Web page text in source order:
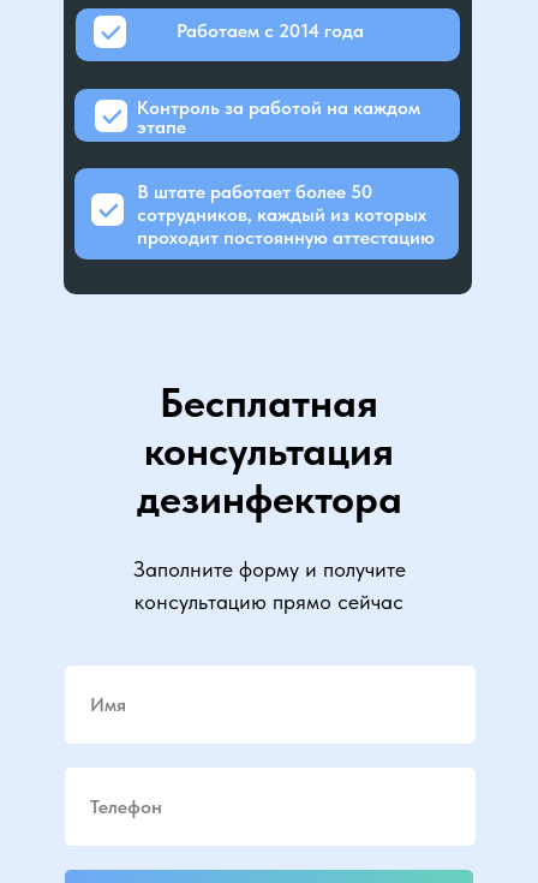
Работаем с 2014 года
Контроль за работой на каждом
этапе
В штате работает более 50
сотрудников, каждый из которых
проходит постоянную аттестацию
Заполните форму и получите
консультацию прямо сейчас
Бесплатная
консультация
дезинфектора